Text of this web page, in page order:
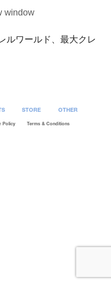
window
ルワールド、最大クレ
STORE OTHER
Policy Terms & Conditions